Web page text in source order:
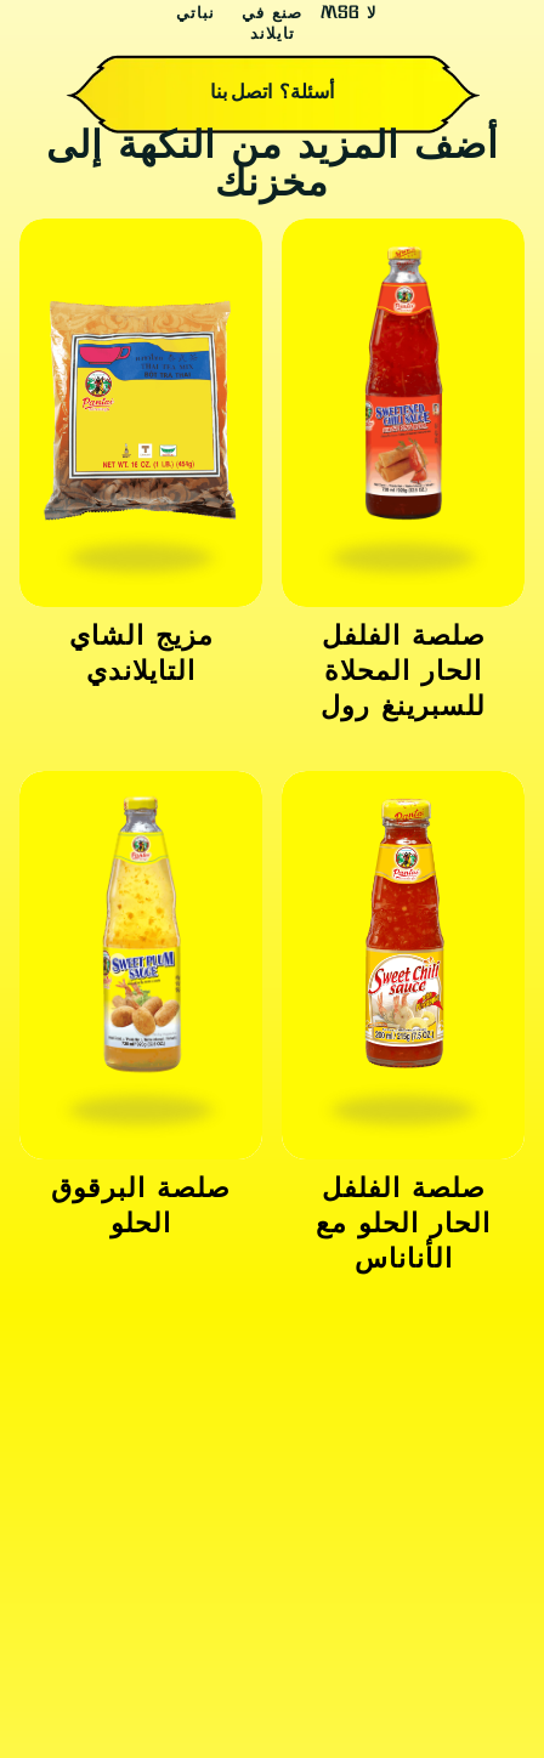
نباتي
صنع في
تايلاند
لا MSG
أسئلة؟ اتصل بنا
أضف المزيد من النكهة إلى
مخزنك
مزيج الشاي
التايلاندي
صلصة الفلفل
الحار المحلاة
للسبرينغ رول
صلصة البرقوق
الحلو
صلصة الفلفل
الحار الحلو مع
الأناناس